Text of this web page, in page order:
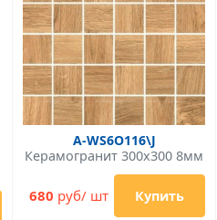
A-WS6O116\J
Керамогранит 300x300 8мм
680 руб/ шт Купить